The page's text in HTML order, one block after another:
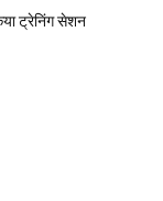
ट्रेनिंग सेशन